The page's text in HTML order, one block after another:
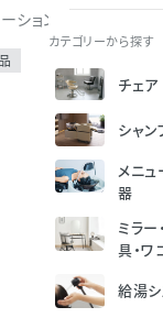
カテゴリーから探す
チェア
シャ
メニ
器
ミラー
具・ワ
給湯
ション